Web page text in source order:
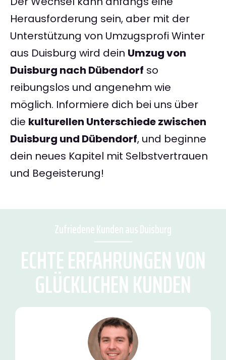
Herausforderung sein, aber mit der
Unterstützung von Umzugsprofi Winter
aus Duisburg wird dein Umzug von
Duisburg nach Dübendorf so
reibungslos und angenehm wie
möglich. Informiere dich bei uns über
die kulturellen Unterschiede zwischen
Duisburg und Dübendorf, und beginne
dein neues Kapitel mit Selbstvertrauen
und Begeisterung!
Zufriedene Kunden aus Duisburg
ECHTE ERFAHRUNGEN VON
GLÜCKLICHEN KUNDEN